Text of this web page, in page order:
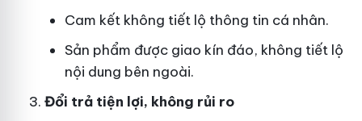
Cam kết không tiết lộ thông tin cá nhân.
Sản phẩm được giao kín đáo, không tiết lộ
nội dung bên ngoài.
Đổi trả tiện lợi, không rủi ro